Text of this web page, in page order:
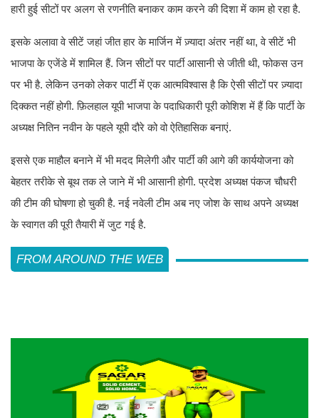
हारी हुई सीटों पर अलग से रणनीति बनाकर काम करने की दिशा में काम हो रहा है.
इसके अलावा वे सीटें जहां जीत हार के मार्जिन में ज़्यादा अंतर नहीं था, वे सीटें भी
भाजपा के एजेंडे में शामिल हैं. जिन सीटों पर पार्टी आसानी से जीती थी, फोकस उन
पर भी है. लेकिन उनको लेकर पार्टी में एक आत्मविश्वास है कि ऐसी सीटों पर ज़्यादा
दिक्कत नहीं होगी. फ़िलहाल यूपी भाजपा के पदाधिकारी पूरी कोशिश में हैं कि पार्टी के
अध्यक्ष नितिन नवीन के पहले यूपी दौरे को वो ऐतिहासिक बनाएं.
इससे एक माहौल बनाने में भी मदद मिलेगी और पार्टी की आगे की कार्ययोजना को
बेहतर तरीके से बूथ तक ले जाने में भी आसानी होगी. प्रदेश अध्यक्ष पंकज चौधरी
की टीम की घोषणा हो चुकी है. नई नवेली टीम अब नए जोश के साथ अपने अध्यक्ष
के स्वागत की पूरी तैयारी में जुट गई है.
FROM AROUND THE WEB